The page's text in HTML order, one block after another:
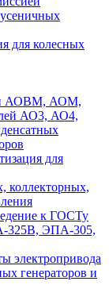
для колесных
АОВМ, АОМ,
АО3, АО4,
для
коллекторных,
к ГОСТу
325В, ЭПА-305,
электропривода
генераторов и